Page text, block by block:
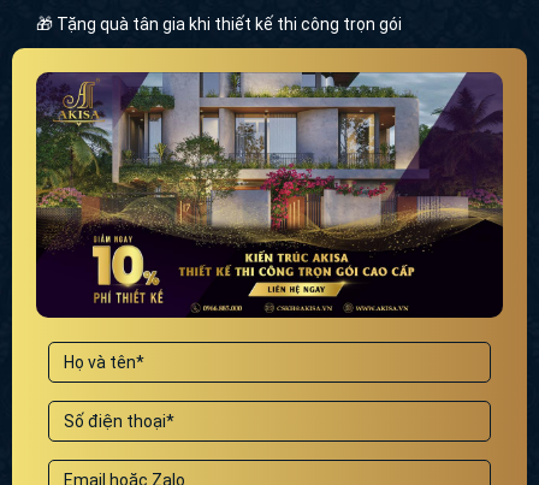
🎁 Tặng quà tân gia khi thiết kế thi công trọn gói